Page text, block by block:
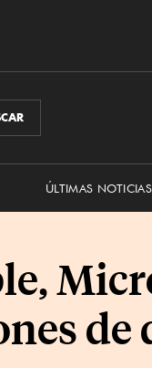
ÚLTIMAS NOTICIAS
de